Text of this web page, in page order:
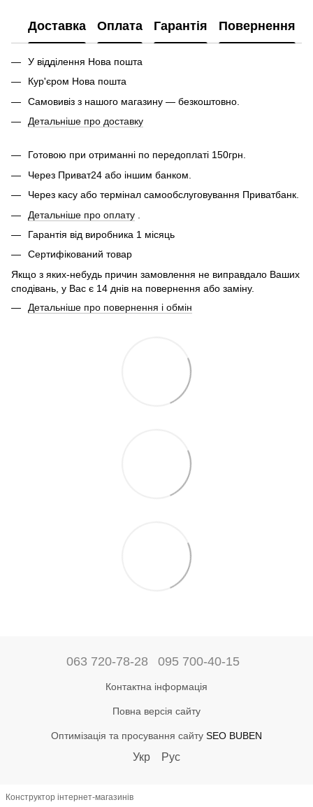
Доставка Оплата Гарантія Повернення
У відділення Нова пошта
Кур'єром Нова пошта
Самовивіз з нашого магазину — безкоштовно.
Детальніше про доставку
Готовою при отриманні по передоплаті 150грн.
Через Приват24 або іншим банком.
Через касу або термінал самообслуговування Приватбанк.
Детальніше про оплату
Гарантія від виробника 1 місяць
Сертифікований товар
Якщо з яких-небудь причин замовлення не виправдало Ваших
сподівань, у Вас є 14 днів на повернення або заміну.
Детальніше про повернення і обмін
063 720-78-28 095 700-40-15
Контактна інформація
Повна версія сайту
Оптимізація та просування сайту SEO BUBEN
Укр Рус
Конструктор інтернет-магазинів